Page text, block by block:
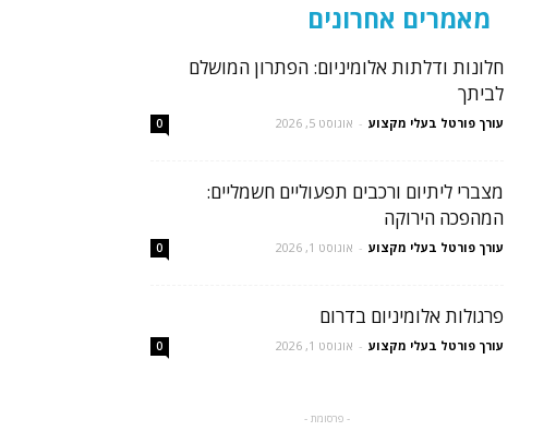
מאמרים אחרונים
חלונות ודלתות אלומיניום: הפתרון המושלם
לביתך
עורך פורטל בעלי מקצוע - אוגוסט 5, 2026 0
מצברי ליתיום ורכבים תפעוליים חשמליים:
המהפכה הירוקה
עורך פורטל בעלי מקצוע - אוגוסט 1, 2026 0
פרגולות אלומיניום בדרום
עורך פורטל בעלי מקצוע - אוגוסט 1, 2026 0
- פרסומת -